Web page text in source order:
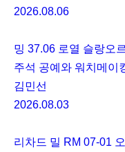
2026.08.06
밍 37.06 로열 슬랑오르
주석 공예와 워치메이
김민선
2026.08.03
리차드 밀 RM 07-01